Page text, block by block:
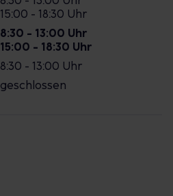
15:00 - 18:30 Uhr
8:30 - 13:00 Uhr
15:00 - 18:30 Uhr
8:30 - 13:00 Uhr
geschlossen